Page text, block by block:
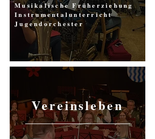
Musikalische Früherziehung
Instrumentalunterricht
Jugendorchester
Vereinsleben